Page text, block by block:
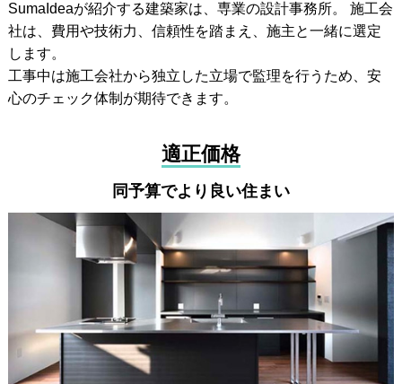
SumaIdeaが紹介する建築家は、専業の設計事務所。 施工会
社は、費用や技術力、信頼性を踏まえ、施主と一緒に選定
します。
工事中は施工会社から独立した立場で監理を行うため、安
心のチェック体制が期待できます。
適正価格
同予算でより良い住まい